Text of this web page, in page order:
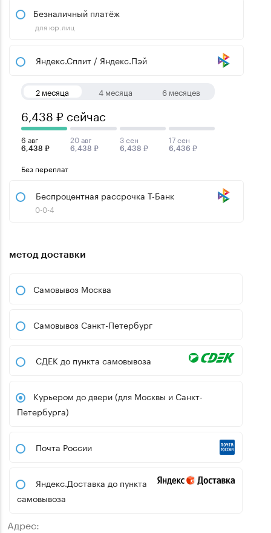
Безналичный платёж
для юр.лиц
Яндекс.Сплит / Яндекс.Пэй
2 месяца 4 месяца 6 месяцев
6,438 ₽ сейчас
6 авг
6,438 ₽
20 авг
6,438 ₽
3 сен
6,438 ₽
17 сен
6,436 ₽
Без переплат
Беспроцентная рассрочка Т-Банк
0-0-4
метод доставки
Самовывоз Москва
Самовывоз Санкт-Петербург
СДЕК до пункта самовывоза
Курьером до двери (для Москвы и Санкт-
Петербурга)
Почта России
Яндекс.Доставка до пункта
самовывоза
Адрес: